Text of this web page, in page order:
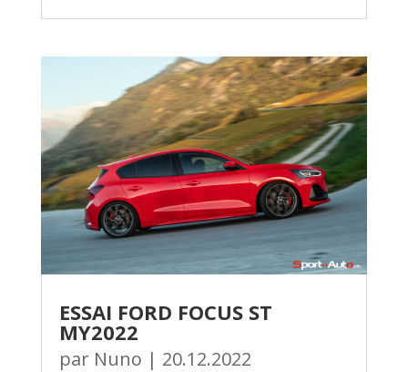
ESSAI FORD FOCUS ST
MY2022
par Nuno | 20.12.2022